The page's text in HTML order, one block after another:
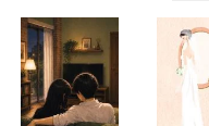
ギル・レイヴン公爵
サラサラとした綺麗な黒
「そうだな……黙ってはお
う言葉は言わないほうが